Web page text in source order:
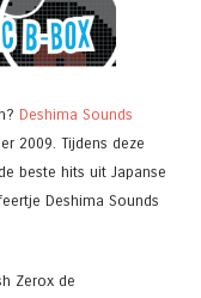
Deshima Sounds
2009. Tijdens deze
beste hits uit Japanse
Deshima Sounds
Zerox de